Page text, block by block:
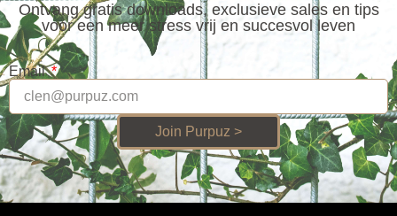
Ontvang gratis downloads, exclusieve sales en tips
voor een meer stress vrij en succesvol leven
Email
Join Purpuz >